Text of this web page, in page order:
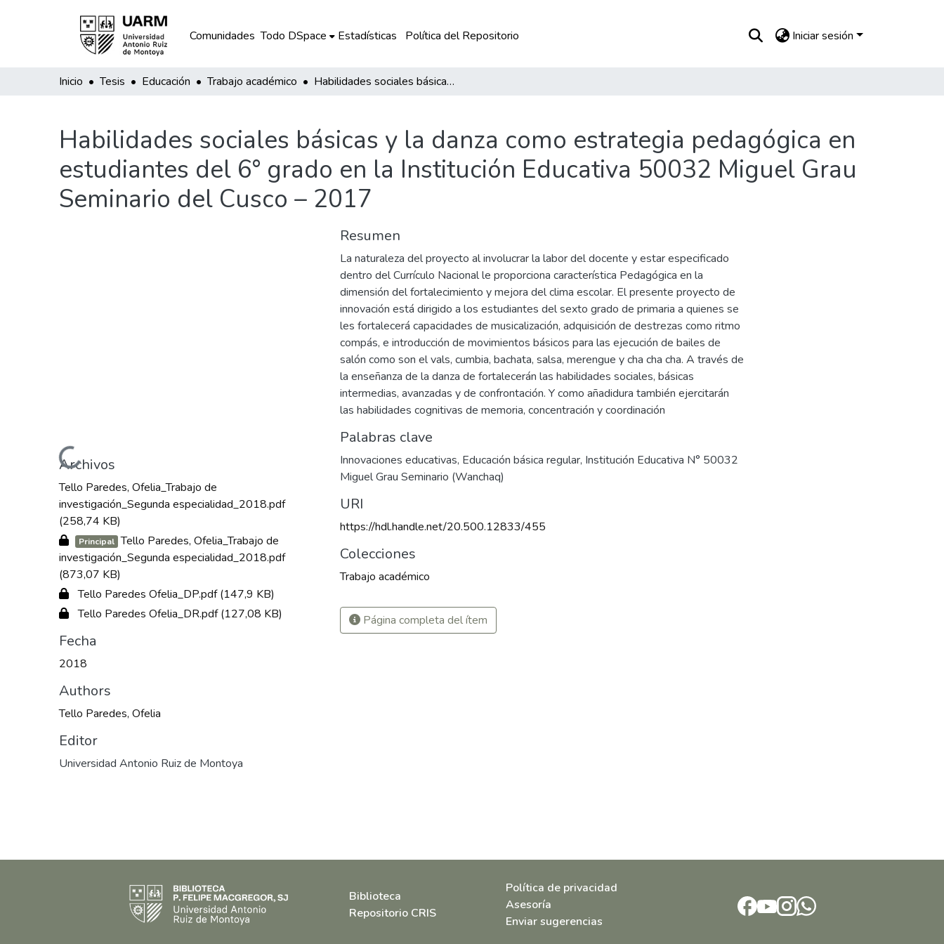
Comunidades Todo DSpace Estadísticas Política del Repositorio Iniciar sesión
Inicio Tesis Educación Trabajo académico Habilidades sociales básicas y la danza como estrategia pedagógica en estudiantes del 6° grado en la Institución Educativa 50032 Miguel Grau Seminario del Cusco – 2017
Habilidades sociales básicas y la danza como estrategia pedagógica en
estudiantes del 6° grado en la Institución Educativa 50032 Miguel Grau
Seminario del Cusco – 2017
Cargando...
Archivos
Tello Paredes, Ofelia_Trabajo de
investigación_Segunda especialidad_2018.pdf
(258,74 KB)
Principal Tello Paredes, Ofelia_Trabajo de
investigación_Segunda especialidad_2018.pdf
(873,07 KB)
Tello Paredes Ofelia_DP.pdf(147,9 KB)
Tello Paredes Ofelia_DR.pdf(127,08 KB)
Fecha
2018
Authors
Tello Paredes, Ofelia
Editor
Universidad Antonio Ruiz de Montoya
Resumen
La naturaleza del proyecto al involucrar la labor del docente y estar especificado
dentro del Currículo Nacional le proporciona característica Pedagógica en la
dimensión del fortalecimiento y mejora del clima escolar. El presente proyecto de
innovación está dirigido a los estudiantes del sexto grado de primaria a quienes se
les fortalecerá capacidades de musicalización, adquisición de destrezas como ritmo
compás, e introducción de movimientos básicos para las ejecución de bailes de
salón como son el vals, cumbia, bachata, salsa, merengue y cha cha cha. A través de
la enseñanza de la danza de fortalecerán las habilidades sociales, básicas
intermedias, avanzadas y de confrontación. Y como añadidura también ejercitarán
las habilidades cognitivas de memoria, concentración y coordinación
Palabras clave
Innovaciones educativas, Educación básica regular, Institución Educativa N° 50032
Miguel Grau Seminario (Wanchaq)
URI
https://hdl.handle.net/20.500.12833/455
Colecciones
Trabajo académico
Página completa del ítem
Biblioteca
Repositorio CRIS
Política de privacidad
Asesoría
Enviar sugerencias